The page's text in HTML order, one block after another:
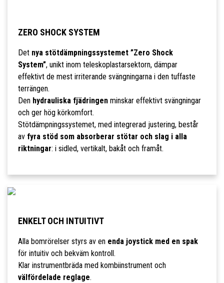
ZERO SHOCK SYSTEM
Det nya stötdämpningssystemet ”Zero Shock
System”, unikt inom teleskoplastarsektorn, dämpar
effektivt de mest irriterande svängningarna i den tuffaste
terrängen.
Den hydrauliska fjädringenminskar effektivt svängningar
och ger hög körkomfort.
Stötdämpningssystemet, med integrerad justering, består
av fyra stöd som absorberar stötar och slag i alla
riktningar: i sidled, vertikalt, bakåt och framåt.
ENKELT OCH INTUITIVT
Alla bomrörelser styrs av en enda joystick med en spak
för intuitiv och bekväm kontroll.
Klar instrumentbräda med kombiinstrument och
välfördelade reglage.